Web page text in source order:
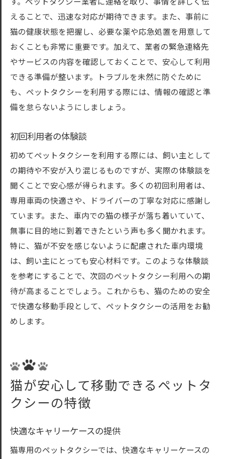
す。ペットタクシー業者に連絡を取り、事情を詳しく伝
えることで、迅速な対応が期待できます。また、事前に
猫の健康状態を把握し、必要な薬や応急処置を用意して
おくことも非常に重要です。加えて、業者の緊急連絡先
やサービスの内容を確認しておくことで、安心して利用
できる準備が整います。トラブルを未然に防ぐために
も、ペットタクシーを利用する際には、情報の確認と準
備を怠らないようにしましょう。
初回利用者の体験談
初めてペットタクシーを利用する際には、飼い主として
の期待や不安が入り混じるものですが、実際の体験談を
聞くことで安心感が得られます。多くの初回利用者は、
専用車両の快適さや、ドライバーの丁寧な対応に感謝し
ています。また、車内での猫の様子が落ち着いていて、
無事に目的地に到着できたという声も多く聞かれます。
特に、猫が不安を感じないように配慮された車内環境
は、飼い主にとっても安心材料です。このような体験談
を参考にすることで、次回のペットタクシー利用への期
待が高まることでしょう。これからも、猫のための安全
で快適な移動手段として、ペットタクシーの活用をお勧
めします。
猫が安心して移動できるペットタ
クシーの特徴
快適なキャリーケースの提供
猫専用のペットタクシーでは、快適なキャリーケースの